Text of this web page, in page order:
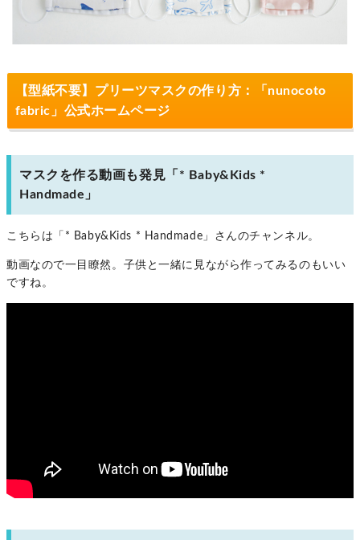
【型紙不要】プリーツマスクの作り方：「nunocoto
fabric」公式ホームページ
マスクを作る動画も発見「* Baby&Kids *
Handmade」
こちらは「* Baby&Kids * Handmade」さんのチャンネル。
動画なので一目瞭然。子供と一緒に見ながら作ってみるのもいい
ですね。